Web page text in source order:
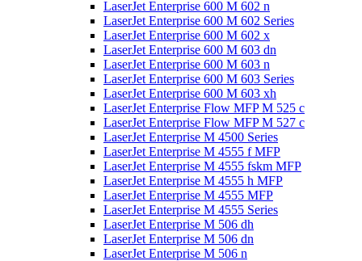
LaserJet Enterprise 600 M 602 n
LaserJet Enterprise 600 M 602 Series
LaserJet Enterprise 600 M 602 x
LaserJet Enterprise 600 M 603 dn
LaserJet Enterprise 600 M 603 n
LaserJet Enterprise 600 M 603 Series
LaserJet Enterprise 600 M 603 xh
LaserJet Enterprise Flow MFP M 525 c
LaserJet Enterprise Flow MFP M 527 c
LaserJet Enterprise M 4500 Series
LaserJet Enterprise M 4555 f MFP
LaserJet Enterprise M 4555 fskm MFP
LaserJet Enterprise M 4555 h MFP
LaserJet Enterprise M 4555 MFP
LaserJet Enterprise M 4555 Series
LaserJet Enterprise M 506 dh
LaserJet Enterprise M 506 dn
LaserJet Enterprise M 506 n